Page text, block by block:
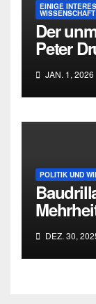
EINIGE
WISSENSCHAFT
Der
Peter
JAN. 1, 2026
POLITIK UND
DEZ. 30,